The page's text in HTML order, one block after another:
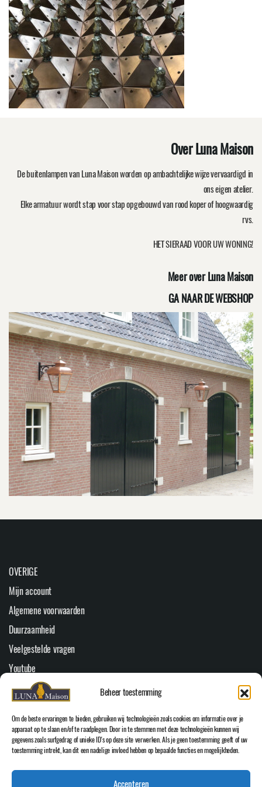
Beheer toestemming
Om de beste ervaringen te bieden, gebruiken wij technologieën zoals cookies om informatie over je
apparaat op te slaan en/of te raadplegen. Door in te stemmen met deze technologieën kunnen wij
gegevens zoals surfgedrag of unieke ID's op deze site verwerken. Als je geen toestemming geeft of uw
toestemming intrekt, kan dit een nadelige invloed hebben op bepaalde functies en mogelijkheden.
Accepteren
Over Luna Maison
De buitenlampen van Luna Maison worden op ambachtelijke wijze vervaardigd in
ons eigen atelier.
Elke armatuur wordt stap voor stap opgebouwd van rood koper of hoogwaardig
rvs.
HET SIERAAD VOOR UW WONING!
Meer over Luna Maison
GA NAAR DE WEBSHOP
OVERIGE
Mijn account
Algemene voorwaarden
Duurzaamheid
Veelgestelde vragen
Youtube
Cookiebeleid (EU)
Home
WEBSHOP
Over Luna Maison